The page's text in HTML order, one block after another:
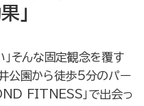
」
」そんな固定観念を覆す
公園から徒歩5分のパー
FITNESS」で出会っ